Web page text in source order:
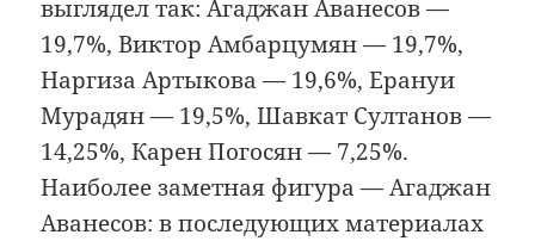
выглядел так: Агаджан Аванесов —
19,7%, Виктор Амбарцумян — 19,7%,
Наргиза Артыкова — 19,6%, Ерануи
Мурадян — 19,5%, Шавкат Султанов —
14,25%, Карен Погосян — 7,25%.
Наиболее заметная фигура — Агаджан
Аванесов: в последующих материалах